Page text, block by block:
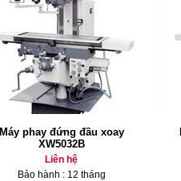
Máy phay đứng đầu xoay
XW5032B
Liên hệ
Bảo hành : 12 tháng